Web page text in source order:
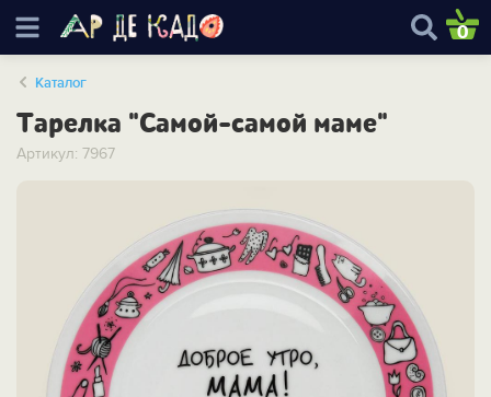
0
Каталог
Тарелка "Самой-самой маме"
Артикул: 7967